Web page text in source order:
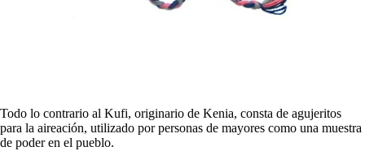
Todo lo contrario al Kufi, originario de Kenia, consta de agujeritos
para la aireación, utilizado por personas de mayores como una muestra
de poder en el pueblo.